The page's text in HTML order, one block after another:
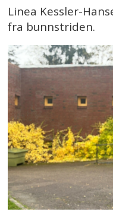
Linea Kessler-
fra bunnstriden.